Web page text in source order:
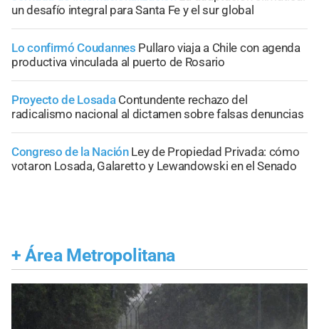
un desafío integral para Santa Fe y el sur global
Lo confirmó Coudannes Pullaro viaja a Chile con agenda
productiva vinculada al puerto de Rosario
Proyecto de Losada Contundente rechazo del
radicalismo nacional al dictamen sobre falsas denuncias
Congreso de la Nación Ley de Propiedad Privada: cómo
votaron Losada, Galaretto y Lewandowski en el Senado
+ Área Metropolitana